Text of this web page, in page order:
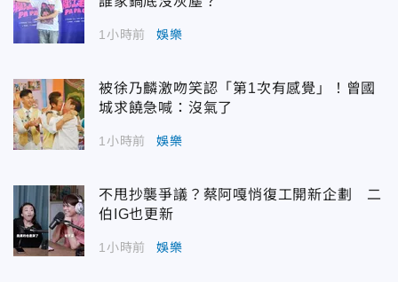
1小時前 娛樂
被徐乃麟激吻笑認「第1次有感覺」！曾國
城求饒急喊：沒氣了
1小時前 娛樂
不甩抄襲爭議？蔡阿嘎悄復工開新企劃 二
伯IG也更新
1小時前 娛樂